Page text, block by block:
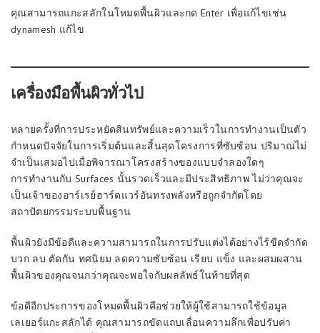
คุณสามารถแกะสลักในโหมดพื้นผิวและกด Enter เพื่อแก้ไขเช่น
dynamesh แก้ไข
เครื่องมือพื้นผิวทั่วไป
หลายครั้งที่การประหยัดสินทรัพย์และความเร็วในการทำงานเป็นตัว
กำหนดปัจจัยในการเริ่มต้นและสิ้นสุดโครงการที่ซับซ้อน ปริมาณไม่
จำเป็นเสมอไปเมื่อพิจารณาโครงสร้างของแบบจำลองใดๆ
การทำงานกับ Surfaces นั้นรวดเร็วและมีประสิทธิภาพ ไม่ว่าคุณจะ
เป็นเจ้าของอาร์เรย์ฮาร์ดแวร์อันทรงพลังหรือถูกจำกัดโดย
สถาปัตยกรรมระบบพื้นฐาน
พื้นผิวยังมีข้อดีและความสามารถในการปรับแต่งได้อย่างไร้ขีดจำกัด
บวก ลบ ตัดกัน ทศนิยม ลดความซับซ้อน เรียบ แข็ง และผสมผสาน
พื้นผิวของคุณจนกว่าคุณจะพอใจกับผลลัพธ์ในท้ายที่สุด
ข้อดีอีกประการของโหมดพื้นผิวคือช่วยให้ผู้ใช้สามารถใช้ข้อมูล
เลเยอร์แกะสลักได้ คุณสามารถขัดแถบเลื่อนความลึกเพื่อปรับค่า